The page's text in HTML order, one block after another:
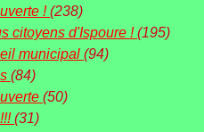
!(238)
citoyens d'Ispoure !(195)
municipal(94)
(84)
(50)
(31)